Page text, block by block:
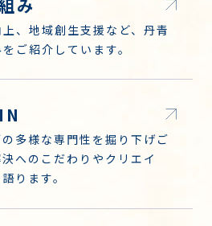
み
、地域創生支援など、丹青
ご紹介しています。
多様な専門性を掘り下げご
へのこだわりやクリエイ
ります。